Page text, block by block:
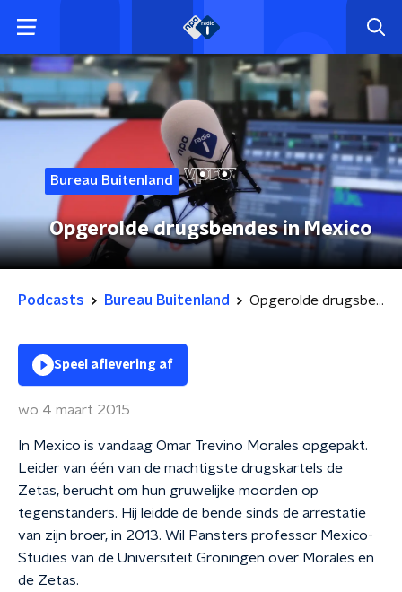
Bureau Buitenland
Opgerolde drugsbendes in Mexico
Podcasts Bureau Buitenland Opgerolde drugsbendes in Mexico
Speel aflevering af
wo 4 maart 2015
In Mexico is vandaag Omar Trevino Morales opgepakt.
Leider van één van de machtigste drugskartels de
Zetas, berucht om hun gruwelijke moorden op
tegenstanders. Hij leidde de bende sinds de arrestatie
van zijn broer, in 2013. Wil Pansters professor Mexico-
Studies van de Universiteit Groningen over Morales en
de Zetas.